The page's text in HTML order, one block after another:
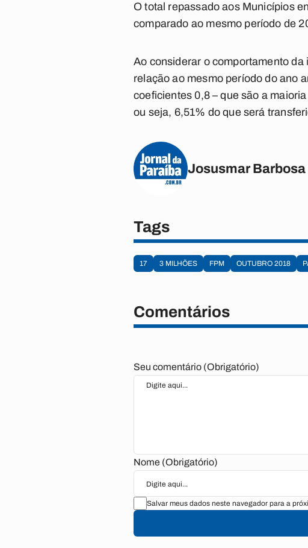
O total repassado aos Municípios
comparado ao mesmo período de
Ao considerar o comportamento
relação ao mesmo período do ano
coeficientes 0,8 – que são a
ou seja, 6,51% do que será
Josusmar Barbosa
Tags
17 3 MILHÕES FPM OUTUBRO 2018
Comentários
Seu comentário (Obrigatório)
Nome (Obrigatório)
Salvar meus dados neste navegador para a